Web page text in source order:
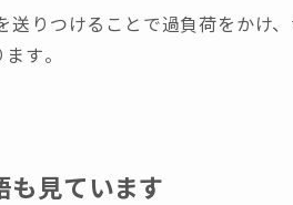
りつけることで過負荷をかけ
す​。
も見ています